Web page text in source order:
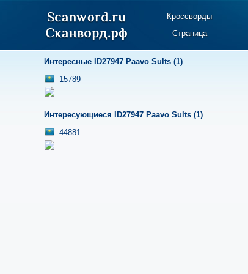
Кроссворды
Страница
Интересные ID27947 Paavo Sults (1)
15789
Интересующиеся ID27947 Paavo Sults (1)
44881